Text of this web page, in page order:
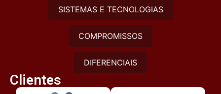
SISTEMAS E TECNOLOGIAS
COMPROMISSOS
DIFERENCIAIS
Clientes